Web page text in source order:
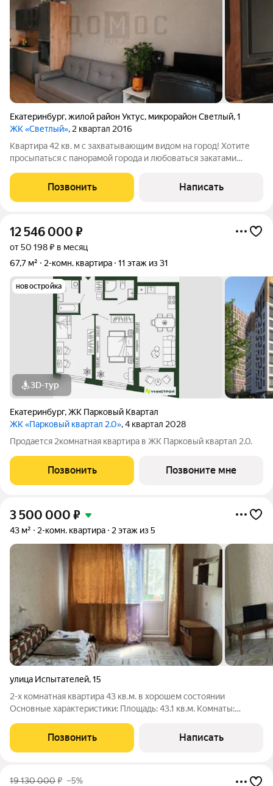
Екатеринбург,жилой район Уктус, микрорайон Светлый,1
ЖК «Светлый», 2 квартал 2016
Квартира 42 кв. м с захватывающим видом на город! Хотите
просыпаться с панорамой города и любоваться закатами
останется таким же потрясающим навсегда: перед домом
точно ничего не построят ваши
Позвонить Написать
12 546 000 ₽
от 50 198 ₽ в месяц
67,7 м²
2-комн. квартира 11 этаж из 31
новостройка
3D-тур
Екатеринбург,ЖК Парковый Квартал
ЖК «Парковый квартал 2.0», 4 квартал 2028
Продается 2комнатная квартира в ЖК Парковый квартал 2.0.
Позвонить Позвоните мне
3 500 000 ₽
43 м² 2-комн. квартира 2 этаж из 5
улица Испытателей,15
2-х комнатная квартира 43 кв.м. в хорошем состоянии
Основные характеристики: Площадь: 43.1 кв.м. Комнаты:
проживанию Квартира на комфортном втором этаже,
идеально чистый подъезд, хорошие
Позвонить Написать
19 130 000₽ –5%